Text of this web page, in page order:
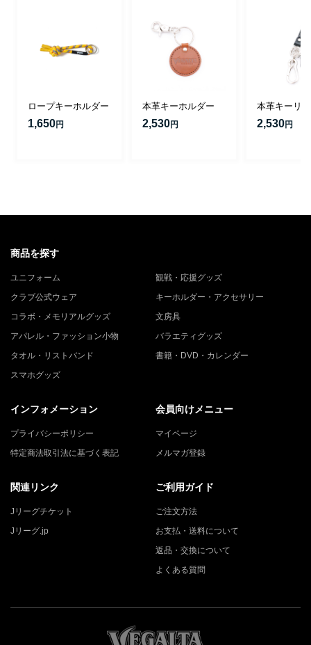
ロープキーホルダー
1,650円
本革キーホルダー
2,530円
本革キーリ
2,530円
商品を探す
ユニフォーム
観戦・応援グッズ
クラブ公式ウェア
キーホルダー・アクセサリー
コラボ・メモリアルグッズ
文房具
アパレル・ファッション小物
バラエティグッズ
タオル・リストバンド
書籍・DVD・カレンダー
スマホグッズ
インフォメーション
プライバシーポリシー
特定商法取引法に基づく表記
会員向けメニュー
マイページ
メルマガ登録
関連リンク
Jリーグチケット
Jリーグ.jp
ご利用ガイド
ご注文方法
お支払・送料について
返品・交換について
よくある質問